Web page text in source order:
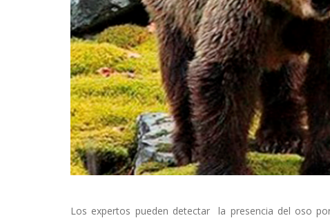
Los expertos pueden detectar la presencia del oso